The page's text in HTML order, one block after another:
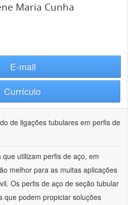
Maria Cunha
E-mail
Currículo
de ligações tubulares em perfis de
que utilizam perfis de aço, em
melhor para as muitas aplicações
Os perfis de aço de seção tubular
que podem propiciar soluções